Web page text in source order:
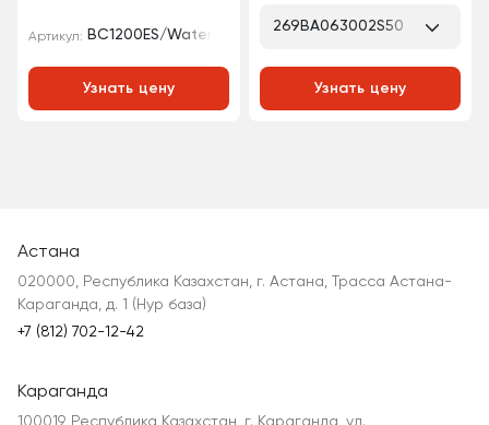
Артикул: BC1200ES/Water
Узнать цену
269BA063002S50
Узнать цену
Астана
020000, Республика Казахстан, г. Астана, Трасса Астана-
Караганда, д. 1 (Нур база)
+7 (812) 702-12-42
Караганда
100019, Республика Казахстан, г. Караганда, ул.